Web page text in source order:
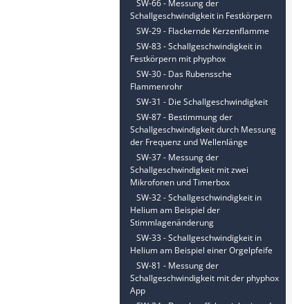
SW-66 - Messung der
Schallgeschwindigkeit in Festkörpern
SW-29 - Flackernde Kerzenflamme
SW-83 - Schallgeschwindigkeit in
Festkörpern mit phyphox
SW-30 - Das Rubenssche
Flammenrohr
SW-31 - Die Schallgeschwindigkeit
SW-87 - Bestimmung der
Schallgeschwindigkeit durch Messung
der Frequenz und Wellenlänge
SW-37 - Messung der
Schallgeschwindigkeit mit zwei
Mikrofonen und Timerbox
SW-32 - Schallgeschwindigkeit in
Helium am Beispiel der
Stimmlagenänderung
SW-33 - Schallgeschwindigkeit in
Helium am Beispiel einer Orgelpfeife
SW-81 - Messung der
Schallgeschwindigkeit mit der phyphox
App